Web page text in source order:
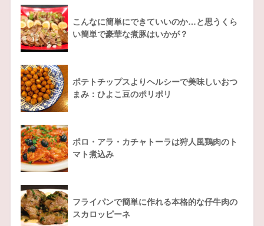
こんなに簡単にできていいのか…と思うくら
い簡単で豪華な煮豚はいかが？
ポテトチップスよりヘルシーで美味しいおつ
まみ：ひよこ豆のポリポリ
ポロ・アラ・カチャトーラは狩人風鶏肉のト
マト煮込み
フライパンで簡単に作れる本格的な仔牛肉の
スカロッピーネ